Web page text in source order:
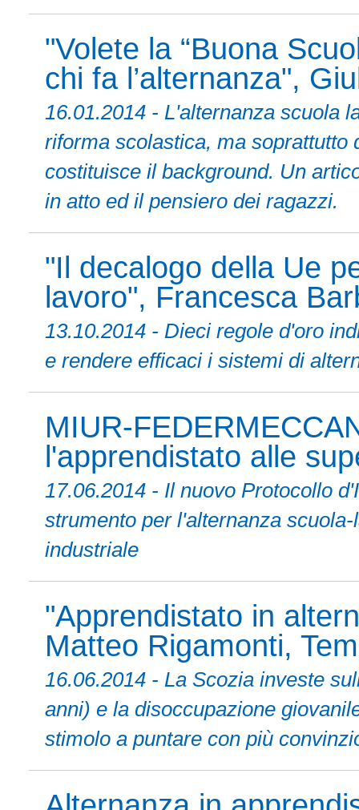
"Volete la “Buona
chi fa l’alternanza",
16.01.2014 - L'alternanza scuola
riforma scolastica, ma soprattutto
costituisce il background. Un
in atto ed il pensiero dei ragazzi.
"Il decalogo della Ue
lavoro", Francesca
13.10.2014 - Dieci regole d'oro
e rendere efficaci i sistemi di
MIUR-
l'apprendistato alle
17.06.2014 - Il nuovo Protocollo
strumento per l'alternanza
industriale
"Apprendistato in
Matteo Rigamonti,
16.06.2014 - La Scozia investe
anni) e la disoccupazione
stimolo a puntare con più